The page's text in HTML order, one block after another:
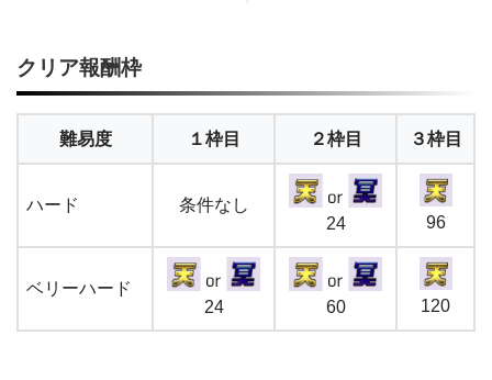
クリア報酬枠
難易度 １枠目 ２枠目 ３枠目
ハード
条件なし
24
96
ベリーハード
24
60 120